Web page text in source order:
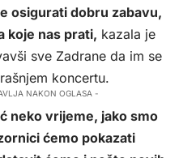
osigurati dobru zabavu,
koje nas prati, kazala je
sve Zadrane da im se
koncertu.
NAKON OGLASA -
neko vrijeme, jako smo
ćemo pokazati